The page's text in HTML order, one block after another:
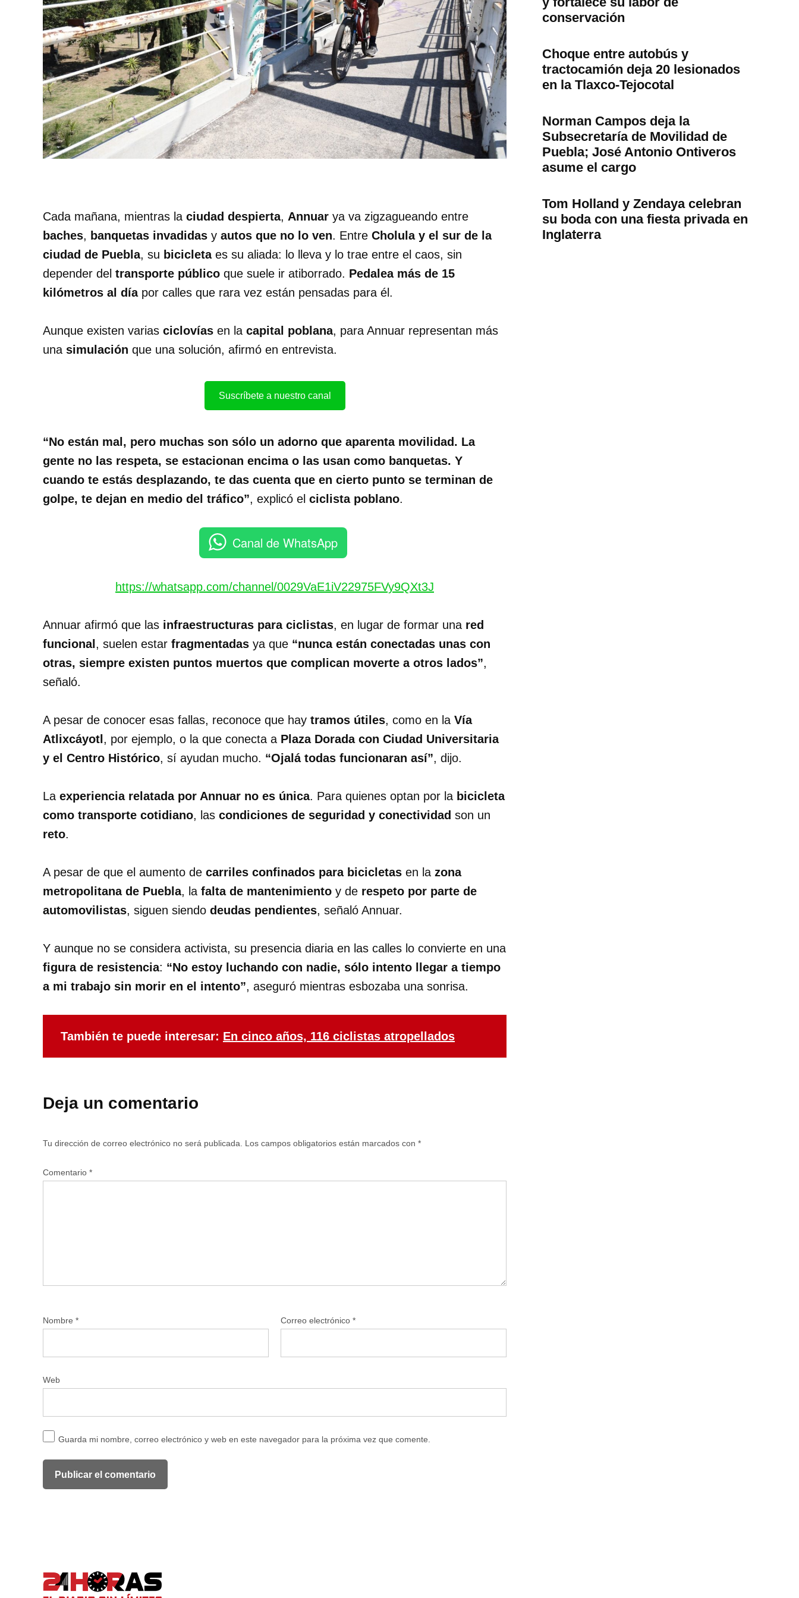
Cada mañana, mientras la ciudad despierta, Annuar ya va zigzagueando entre
baches, banquetas invadidas y autos que no lo ven. Entre Cholula y el sur de la
ciudad de Puebla, su bicicletaes su aliada: lo lleva y lo trae entre el caos, sin
depender del transporte público que suele ir atiborrado. Pedalea más de 15
kilómetros al díapor calles que rara vez están pensadas para él.
Aunque existen varias ciclovías en la capital poblana, para Annuar representan más
una simulación que una solución, afirmó en entrevista.
Suscríbete a nuestro canal
“No están mal, pero muchas son sólo un adorno que aparenta movilidad. La
gente no las respeta, se estacionan encima o las usan como banquetas. Y
cuando te estás desplazando, te das cuenta que en cierto punto se terminan de
golpe, te dejan en medio del tráfico”, explicó el ciclista poblano.
Canal de WhatsApp
https://whatsapp.com/channel/0029VaE1iV22975FVy9QXt3J
Annuar afirmó que las infraestructuras para ciclistas, en lugar de formar una red
funcional , suelen estar fragmentadas ya que “nunca están conectadas unas con
otras, siempre existen puntos muertos que complican moverte a otros lados”,
señaló.
A pesar de conocer esas fallas, reconoce que hay tramos útiles, como en la Vía
Atlixcáyotl , por ejemplo, o la que conecta a Plaza Dorada con Ciudad Universitaria
y el Centro Histórico, sí ayudan mucho. “Ojalá todas funcionaran así”, dijo.
La experiencia relatada por Annuar no es única. Para quienes optan por la bicicleta
como transporte cotidiano, las condiciones de seguridad y conectividad son un
reto.
A pesar de que el aumento de carriles confinados para bicicletas en la zona
metropolitana de Puebla, la falta de mantenimiento y de respeto por parte de
automovilistas, siguen siendo deudas pendientes, señaló Annuar.
Y aunque no se considera activista, su presencia diaria en las calles lo convierte en una
figura de resistencia: “No estoy luchando con nadie, sólo intento llegar a tiempo
a mi trabajo sin morir en el intento”, aseguró mientras esbozaba una sonrisa.
También te puede interesar: En cinco años, 116 ciclistas atropellados
Deja un comentario
Tu dirección de correo electrónico no será publicada. Los campos obligatorios están marcados con *
Comentario *
Nombre * Correo electrónico *
Web
Guarda mi nombre, correo electrónico y web en este navegador para la próxima vez que comente.
conservación
Choque entre autobús y
tractocamión deja 20 lesionados
en la Tlaxco-Tejocotal
Norman Campos deja la
Subsecretaría de Movilidad de
Puebla; José Antonio Ontiveros
asume el cargo
Tom Holland y Zendaya celebran
su boda con una fiesta privada en
Inglaterra